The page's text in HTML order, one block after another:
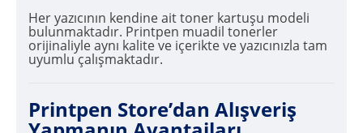
Her yazıcının kendine ait toner kartuşu modeli
bulunmaktadır. Printpen muadil tonerler
orijinaliyle aynı kalite ve içerikte ve yazıcınızla tam
uyumlu çalışmaktadır.
Printpen Store’dan Alışveriş